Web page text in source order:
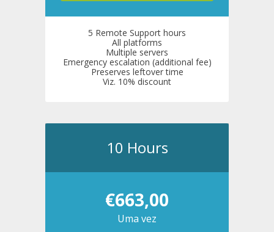
5 Remote Support hours
All platforms
Multiple servers
Emergency escalation (additional fee)
Preserves leftover time
Viz. 10% discount
10 Hours
€663,00
Uma vez